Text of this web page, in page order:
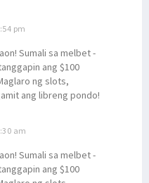
pm
Sumali sa melbet -
ang $100
ng slots,
ang libreng pondo!
am
Sumali sa melbet -
ang $100